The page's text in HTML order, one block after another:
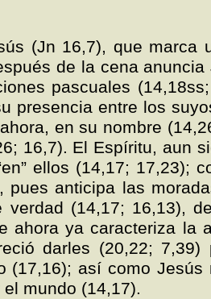
(Jn 16,7), que marca
de la cena
pascuales
presencia entre los
en su nombre
16,7). El Espíritu, aun
ellos (14,17; 17,23);
pues anticipa las
(14,17; 16,13),
ya caracteriza la
darles (20,22;
(17,16); así como
mundo (14,17).